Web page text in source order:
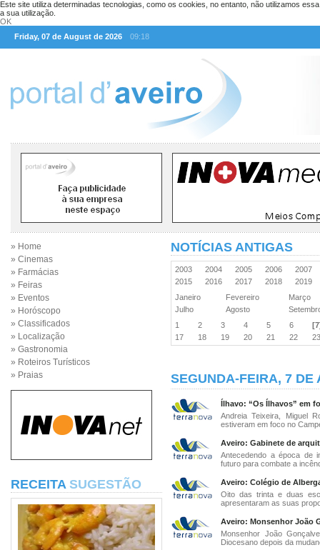
Este site utiliza determinadas tecnologias, como os cookies, no entanto, não utilizamos
a sua utilização.
OK
Friday, 07 de August de 2026
09:18
» Home
» Cinemas
» Farmácias
» Feiras
» Eventos
» Horóscopo
» Classificados
» Localização
» Gastronomia
» Roteiros Turísticos
» Praias
RECEITA SUGESTÃO
NOTÍCIAS ANTIGAS
2003 2004 2005 2006
2007
2015
2016 2017 2018
2019
Janeiro
Fevereiro
Março
Julho
Agosto
1
2 3 4 5 6
17
18 19 20 21 22
SEGUNDA-FEIRA, 7 DE
Ílhavo: “Os Ílhavos” em
Andreia Teixeira, Miguel
estiveram em foco no
Aveiro: Gabinete de
Antecedendo a época de
futuro para combate a
Aveiro: Colégio de
Oito das trinta e duas
apresentaram as suas
Aveiro: Monsenhor João
Monsenhor João
Diocesano depois da